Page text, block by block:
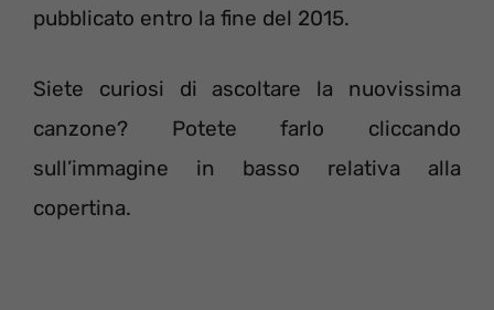
pubblicato entro la fine del 2015.
Siete curiosi di ascoltare la nuovissima
canzone? Potete farlo cliccando
sull’immagine in basso relativa alla
copertina.